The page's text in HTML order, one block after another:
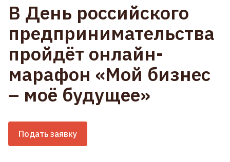
В День российского
предпринимательства
пройдёт онлайн-
марафон «Мой бизнес
– моё будущее»
Подать заявку